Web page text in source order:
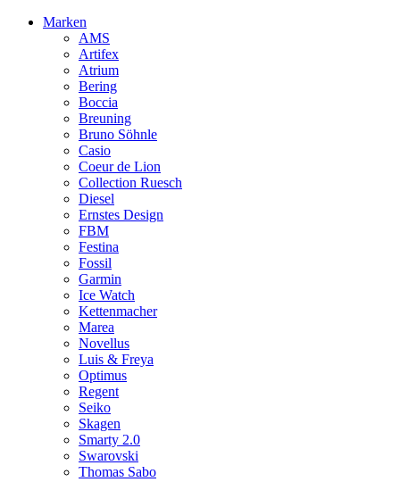
Marken
AMS
Artifex
Atrium
Bering
Boccia
Breuning
Bruno Söhnle
Casio
Coeur de Lion
Collection Ruesch
Diesel
Ernstes Design
FBM
Festina
Fossil
Garmin
Ice Watch
Kettenmacher
Marea
Novellus
Luis & Freya
Optimus
Regent
Seiko
Skagen
Smarty 2.0
Swarovski
Thomas Sabo